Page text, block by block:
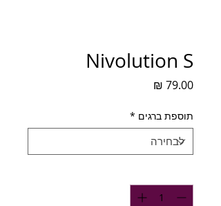
Nivolution S
תוספת ברגים *